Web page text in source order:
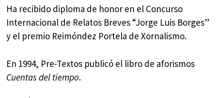
Ha recibido diploma de honor en el Concurso
Internacional de Relatos Breves “Jorge Luis Borges”
y el premio Reimóndez Portela de Xornalismo.
En 1994, Pre-Textos publicó el libro de aforismos
Cuentas del tiempo.